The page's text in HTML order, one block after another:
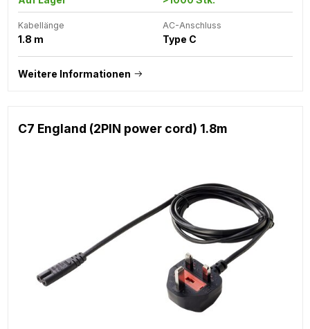
Kabellänge
1.8 m
AC-Anschluss
Type C
Weitere Informationen
C7 England (2PIN power cord) 1.8m